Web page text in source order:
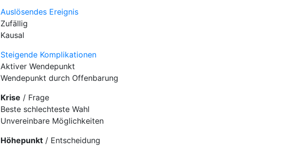
Auslösendes Ereignis
Zufällig
Kausal
Steigende Komplikationen
Aktiver Wendepunkt
Wendepunkt durch Offenbarung
Krise / Frage
Beste schlechteste Wahl
Unvereinbare Möglichkeiten
Höhepunkt / Entscheidung